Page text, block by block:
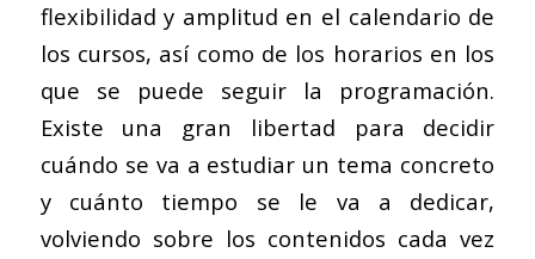
flexibilidad y amplitud en el calendario de
los cursos, así como de los horarios en los
que se puede seguir la programación.
Existe una gran libertad para decidir
cuándo se va a estudiar un tema concreto
y cuánto tiempo se le va a dedicar,
volviendo sobre los contenidos cada vez